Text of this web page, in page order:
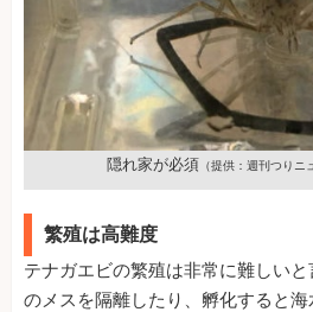
隠れ家が必須 （提供：週刊つりニ
繁殖は高難度
テナガエビの繁殖は非常に難しい
のメスを隔離したり、孵化すると